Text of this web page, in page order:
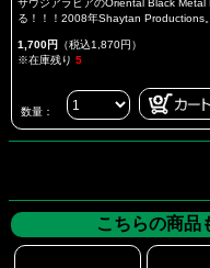
サウジアラビアのOriental Black
る！！！2008年Shaytan Productions。
1,700円 （税込1,870円）
※在庫残り 5
数量：
こちらの商品